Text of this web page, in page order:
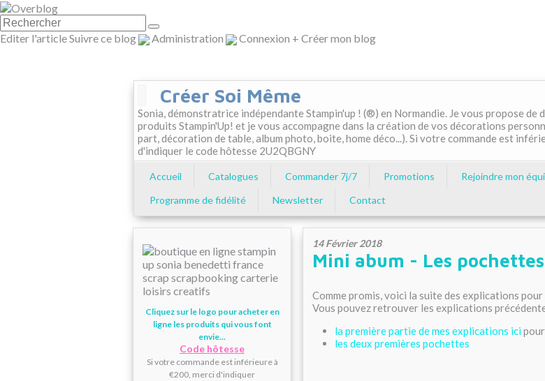
Editer l'articleSuivre ce blog Administration Connexion + Créer mon blog
Créer Soi Même
Sonia, démonstratrice indépendante Stampin'up ! (®) en Normandie. Je vous propose de
produits Stampin'Up! et je vous accompagne dans la création de vos décorations
part, décoration de table, album photo, boite, home déco...). Si votre commande est
d'indiquer le code hôtesse 2U2QBGNY
Accueil Catalogues Commander 7j/7 Promotions Rejoindre mon
Programme de fidélité
Newsletter Contact
Cliquez sur le logo pour acheter en
ligne les produits qui vous font
envie...
Code hôtesse
Si votre commande est inférieure à
€200, merci d'indiquer
14 Février 2018
Mini abum - Les
Comme promis, voici la suite des explications
Vous pouvez retrouver les explications
la première partie de mes explications ici
les deux premières pochettes